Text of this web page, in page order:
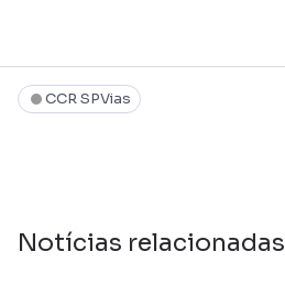
CCR SPVias
Notícias relacionadas